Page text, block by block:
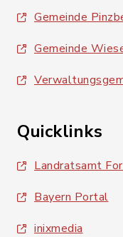
Gemeinde
Gemeinde
Quicklinks
Landratsamt
Bayern Portal
inixmedia